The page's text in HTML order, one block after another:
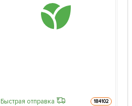
Быстрая отправка 184102